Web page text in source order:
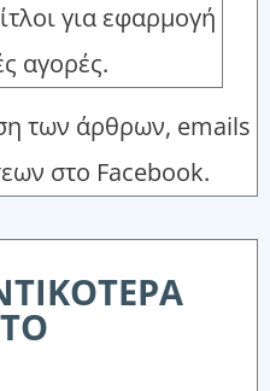
για εφαρμογή
αγορές.
των άρθρων, emails
στο Facebook.